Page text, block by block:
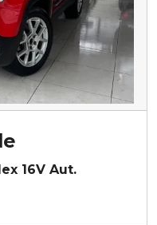
16V Aut.